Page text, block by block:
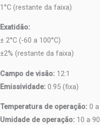
1°C (restante da faixa)
Exatidão:
± 2°C (-60 a 100°C)
±2% (restante da faixa)
Campo de visão: 12:1
Emissividade: 0.95 (fixa)
Temperatura de operação: 0 a
Umidade de operação: 10 a